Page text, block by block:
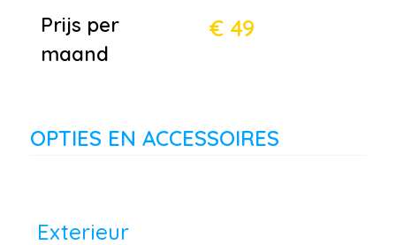
Prijs per
maand
€ 49
OPTIES EN ACCESSOIRES
Exterieur